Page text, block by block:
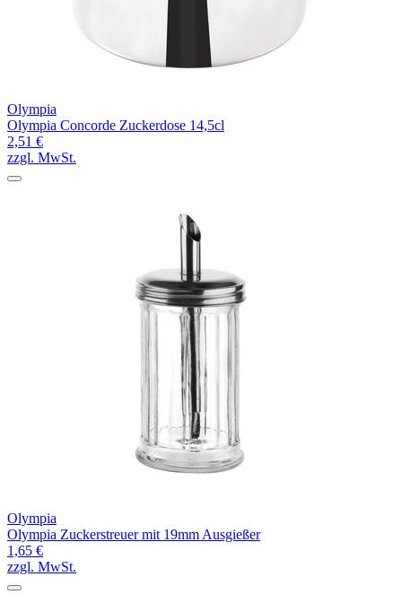
Olympia
Olympia Concorde Zuckerdose 14,5cl
2,51 €
zzgl. MwSt.
Olympia
Olympia Zuckerstreuer mit 19mm Ausgießer
1,65 €
zzgl. MwSt.